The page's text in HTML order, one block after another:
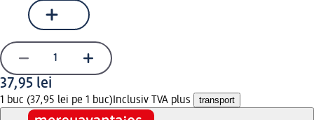
37,95 lei
1 buc (37,95 lei pe 1 buc) Inclusiv TVA plus transport